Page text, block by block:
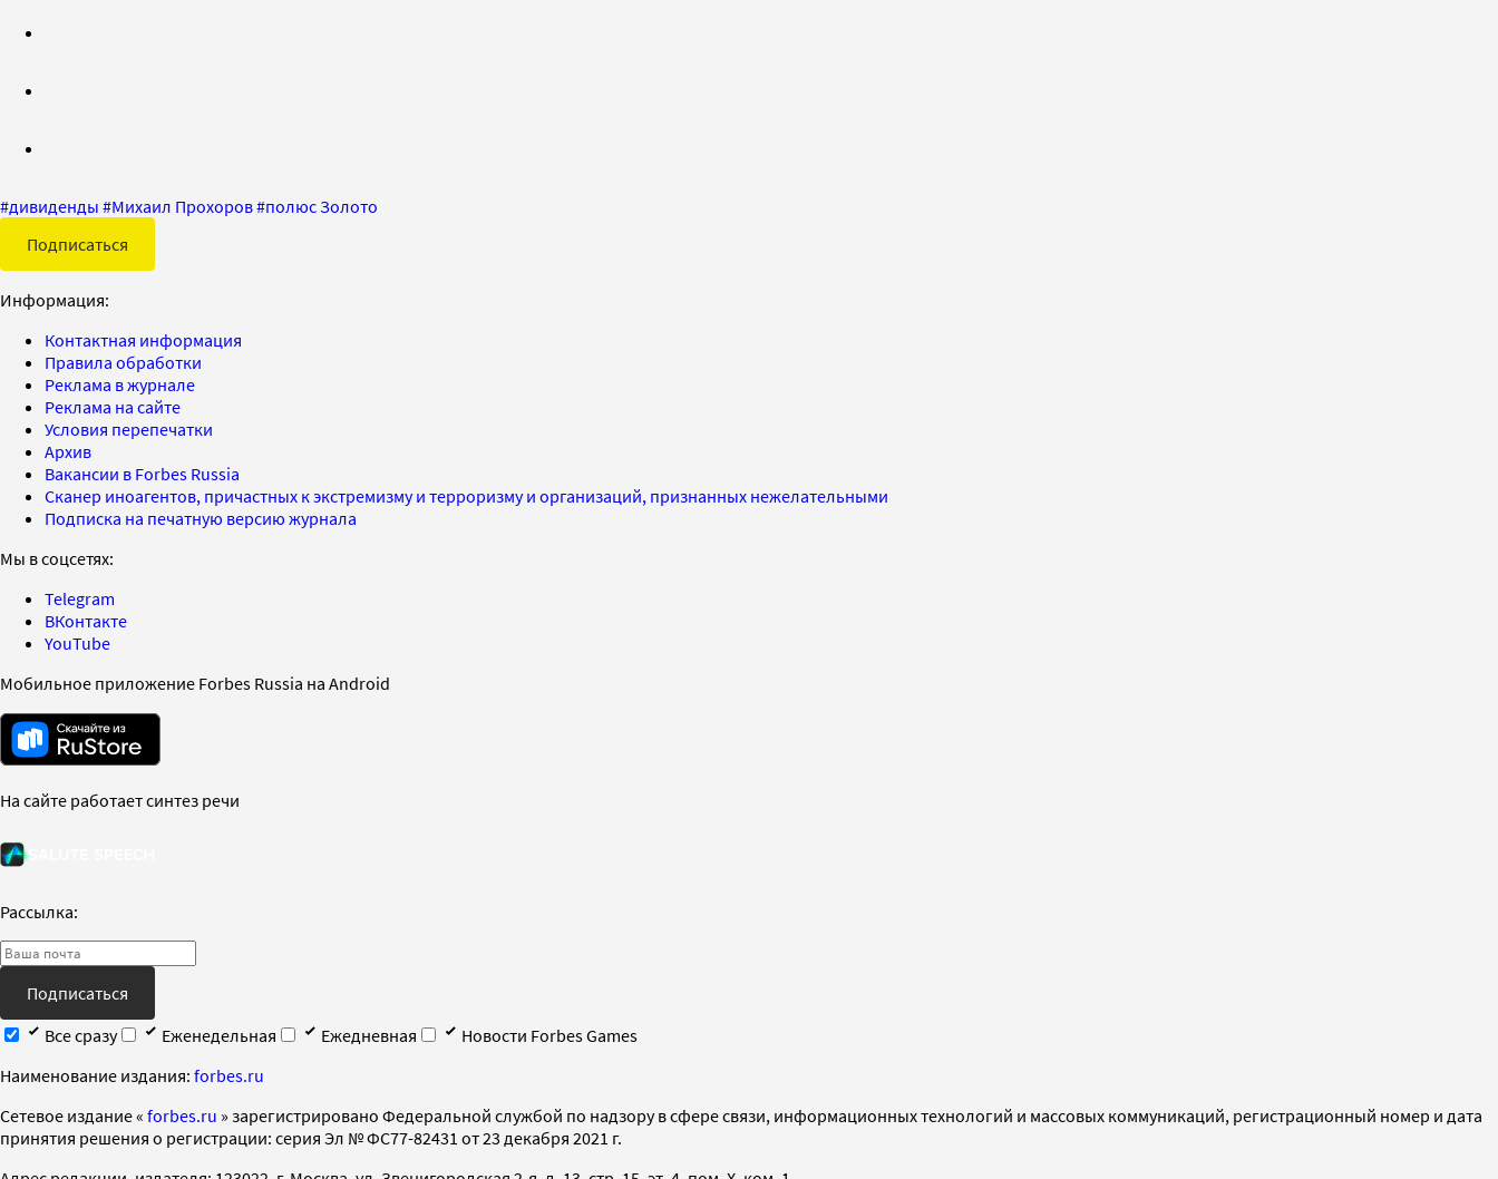
#дивиденды #Михаил Прохоров#полюс Золото
Подписаться
Информация:
Контактная информация
Правила обработки
Реклама в журнале
Реклама на сайте
Условия перепечатки
Архив
Вакансии в Forbes Russia
Сканер иноагентов, причастных к экстремизму и терроризму и организаций, признанных нежелательными
Подписка на печатную версию журнала
Мы в соцсетях:
Telegram
ВКонтакте
YouTube
Мобильное приложение Forbes Russia на Android
На сайте работает синтез речи
Рассылка:
Подписаться
Все сразу
Еженедельная Ежедневная
Новости Forbes Games
Наименование издания: forbes.ru
Cетевое издание « forbes.ru » зарегистрировано Федеральной службой по надзору в сфере связи, информационных технологий и массовых коммуникаций, регистрационный номер и дата
принятия решения о регистрации: серия Эл № ФС77-82431 от 23 декабря 2021 г.